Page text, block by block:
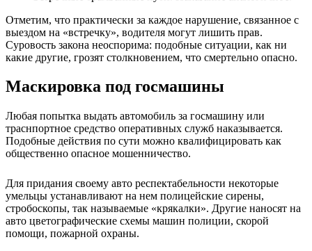
Отметим, что практически за каждое нарушение, связанное с
выездом на «встречку», водителя могут лишить прав.
Суровость закона неоспорима: подобные ситуации, как ни
какие другие, грозят столкновением, что смертельно опасно.
Маскировка под госмашины
Любая попытка выдать автомобиль за госмашину или
траснпортное средство оперативных служб наказывается.
Подобные действия по сути можно квалифицировать как
общественно опасное мошенничество.
Для придания своему авто респектабельности некоторые
умельцы устанавливают на нем полицейские сирены,
стробоскопы, так называемые «крякалки». Другие наносят на
авто цветографические схемы машин полиции, скорой
помощи, пожарной охраны.